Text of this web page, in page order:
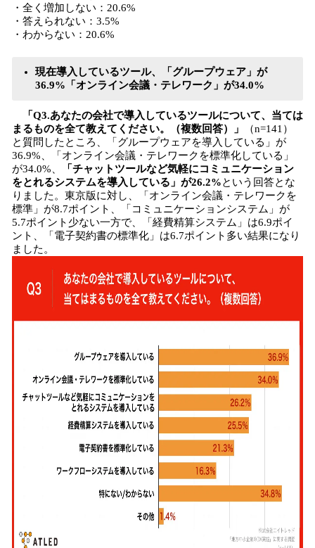
・全く増加しない：20.6%
・答えられない：3.5%
・わからない：20.6%
現在導入しているツール、「グループウェア」が
36.9%「オンライン会議・テレワーク」が34.0%
「Q3.あなたの会社で導入しているツールについて、当ては
まるものを全て教えてください。（複数回答）」
（n=141）
と質問したところ、「グループウェアを導入している」が
36.9%、「オンライン会議・テレワークを標準化している」
が34.0%、
「チャットツールなど気軽にコミュニケーション
をとれるシステムを導入している」が26.2%という回答とな
りました。東京版に対し、「オンライン会議・テレワークを
標準」が8.7ポイント、「コミュニケーションシステム」が
5.7ポイント少ない一方で、「経費精算システム」は6.9ポイ
ント、「電子契約書の標準化」は6.7ポイント多い結果になり
ました。